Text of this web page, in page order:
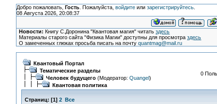
Добро пожаловать, Гость. Пожалуйста, войдитеили зарегистрируйтесь.
08 Августа 2026, 20:08:37
Новости: Книгу С.Доронина "Квантовая магия" читатьздесь
Материалы старого сайта "Физика Магии" доступны для просмотраздесь
О замеченных глюках просьба писать на почтуquantmag@mail.ru
Квантовый Портал
Тематические разделы
Человек будущего(Модератор: Quangel)
Квантовая политика
0
Страниц: [1] 2 Все